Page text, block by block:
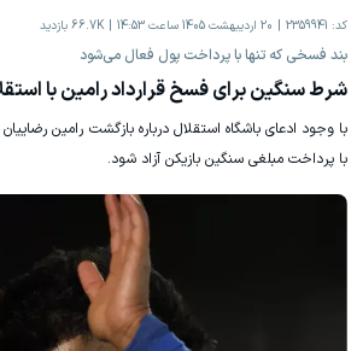
کد: 2359941 20 اردیبهشت 1405 ساعت 14:53 66.7K بازدید
بند فسخی که تنها با پرداخت پول فعال می‌شود
شرط سنگین برای فسخ قرارداد رامین با
با وجود ادعای باشگاه استقلال درباره بازگشت رامین
با پرداخت مبلغی سنگین بازیکن آزاد شود.